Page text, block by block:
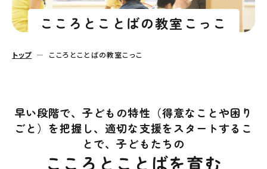
こころとことばの教室こっこ
トップ こころとことばの教室こっこ
早い段階で、子どもの特性（得意なことや困り
ごと）を把握し、適切な支援をスタートするこ
とで、子どもたちの
こころとことばを育む